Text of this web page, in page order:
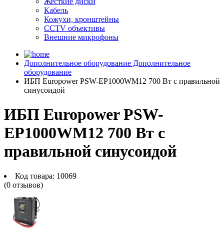
Кабель
Кожухи, кронштейны
CCTV объективы
Внешние микрофоны
Дополнительное оборудование Дополнительное
оборудование
ИБП Europower PSW-EP1000WM12 700 Вт с правильной
синусоидой
ИБП Europower PSW-
EP1000WM12 700 Вт с
правильной синусоидой
Код товара: 10069
(0 отзывов)